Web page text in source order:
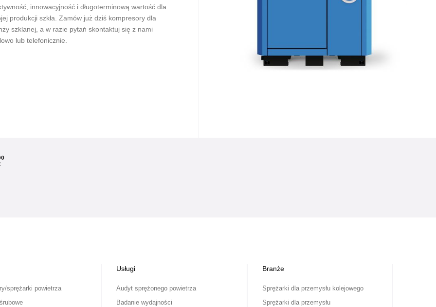
innowacyjność i długoterminową wartość dla
produkcji szkła. Zamów już dziś kompresory dla
szklanej, a w razie pytań skontaktuj się z nami
lub telefonicznie.
sprężarki powietrza
Usługi
Audyt sprężonego powietrza
Badanie wydajności
Branże
Sprężarki dla przemysłu kolejowego
Sprężarki dla przemysłu